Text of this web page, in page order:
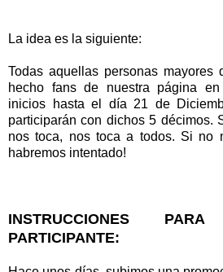
La idea es la siguiente:
Todas aquellas personas mayores
hecho fans de nuestra página
inicios hasta el día 21 de
participarán con dichos 5 décimos.
nos toca, nos toca a todos. Si no
habremos intentado!
INSTRUCCIONES PARA
PARTICIPANTE: